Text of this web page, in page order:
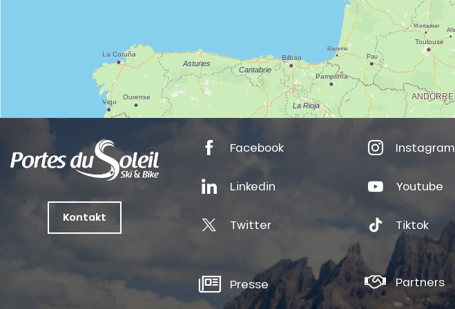
Kontakt
Facebook Instagram
Linkedin Youtube
Twitter Tiktok
Presse Partners